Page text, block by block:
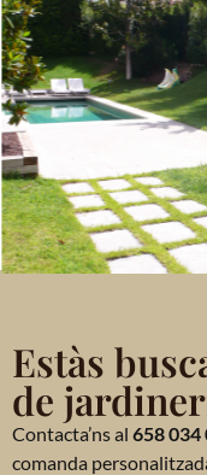
Estàs
de
Contacta’ns al 658 034
comanda